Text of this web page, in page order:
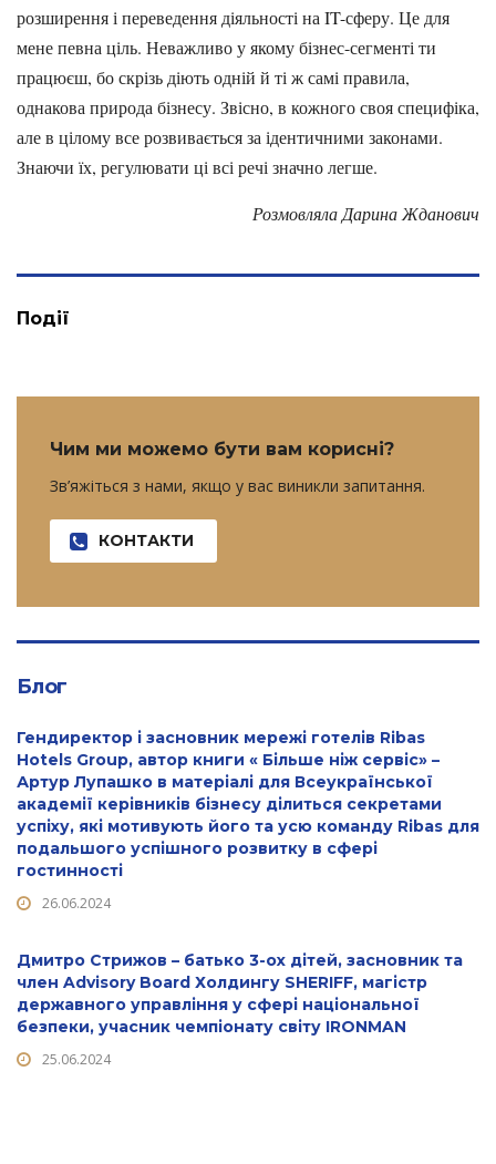
розширення і переведення діяльності на IT-сферу. Це для
мене певна ціль. Неважливо у якому бізнес-сегменті ти
працюєш, бо скрізь діють одній й ті ж самі правила,
однакова природа бізнесу. Звісно, в кожного своя специфіка,
але в цілому все розвивається за ідентичними законами.
Знаючи їх, регулювати ці всі речі значно легше.
Розмовляла Дарина Жданович
Події
Чим ми можемо бути вам корисні?
Зв’яжіться з нами, якщо у вас виникли запитання.
КОНТАКТИ
Блог
Гендиректор і засновник мережі готелів Ribas
Hotels Group, автор книги « Більше ніж сервіс» –
Артур Лупашко в матеріалі для Всеукраїнської
академії керівників бізнесу ділиться секретами
успіху, які мотивують його та усю команду Ribas для
подальшого успішного розвитку в сфері
гостинності
26.06.2024
Дмитро Стрижов – батько 3-ох дітей, засновник та
член Advisory Board Холдингу SHERIFF, магістр
державного управління у сфері національної
безпеки, учасник чемпіонату світу IRONMAN
25.06.2024